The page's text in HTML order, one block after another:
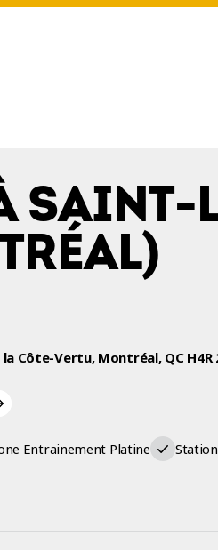
SAINT-
Côte-Vertu, Montréal, QC H4R
Entrainement Platine